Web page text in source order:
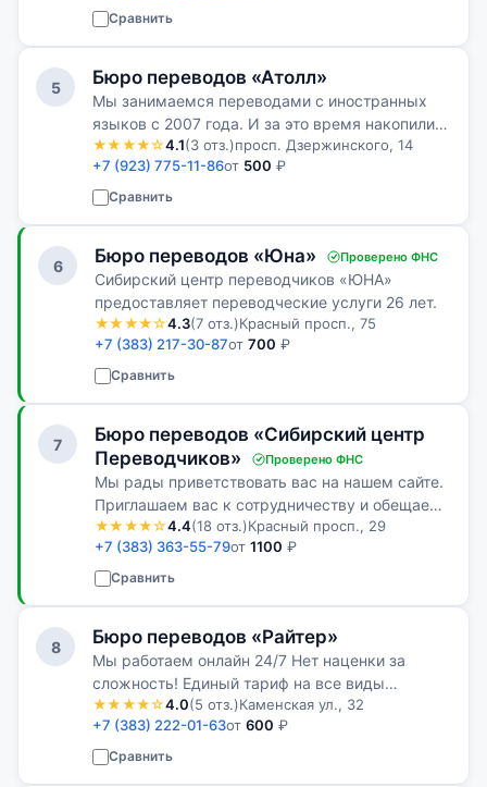
Сравнить
5 Бюро переводов «Атолл»
Мы занимаемся переводами с иностранных
языков с 2007 года. И за это время накопили
большой опыт работы как с текстовыми
переводами различной направленности и
сложности, так и в переводах личных
★★★★☆4.1(3 отз.)просп. Дзержинского, 14
+7 (923) 775-11-86от 500 ₽
Сравнить
6 Бюро переводов «Юна» Проверено ФНС
Сибирский центр переводчиков «ЮНА»
предоставляет переводческие услуги 26 лет.
★★★★☆4.3(7 отз.)Красный просп., 75
+7 (383) 217-30-87от 700 ₽
Сравнить
7
Бюро переводов «Сибирский центр
Переводчиков»
Проверено ФНС
Мы рады приветствовать вас на нашем сайте.
Приглашаем вас к сотрудничеству и обещаем
сделать все, что в наших силах, чтобы это
сотрудничество принесло вам
удовлетворение.
★★★★☆4.4(18 отз.)Красный просп., 29
+7 (383) 363-55-79от 1100 ₽
Сравнить
8 Бюро переводов «Райтер»
Мы работаем онлайн 24/7 Нет наценки за
сложность! Единый тариф на все виды
письменного перевода За чашкой кофе мы
обсудим все Ваши требования и найдем
оптимальный вариант сотрудничества
★★★★☆4.0(5 отз.)Каменская ул., 32
+7 (383) 222-01-63от 600 ₽
Сравнить